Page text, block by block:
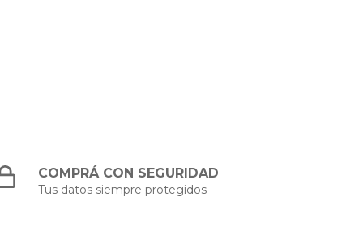
COMPRÁ CON SEGURIDAD
Tus datos siempre protegidos